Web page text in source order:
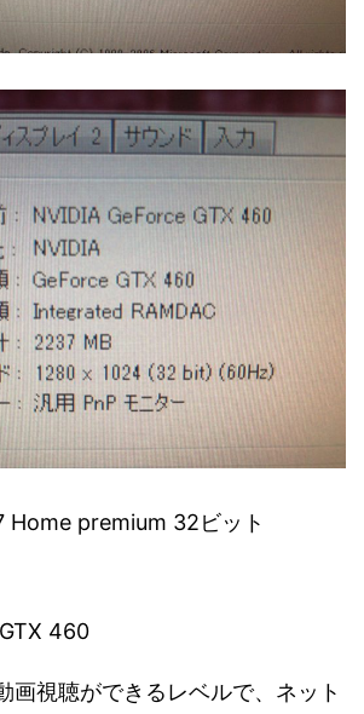
Home premium 32ビット
460
画視聴ができるレベルで、ネット